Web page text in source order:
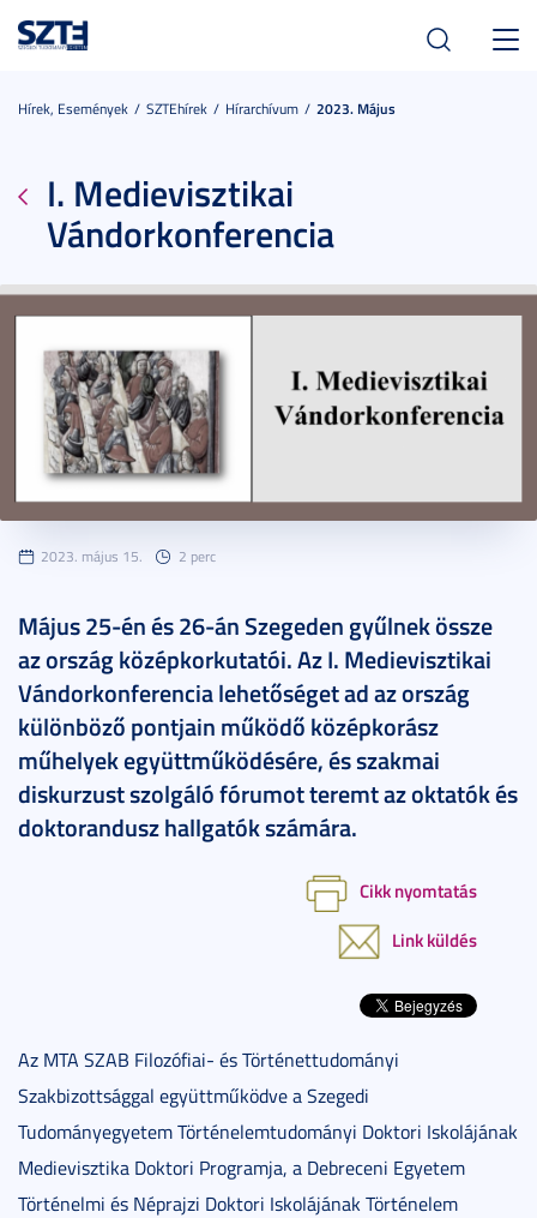
Hírek, Események SZTEhírek Hírarchívum 2023. Május
I. Medievisztikai
Vándorkonferencia
2023. május 15. 2 perc
Május 25-én és 26-án Szegeden gyűlnek össze
az ország középkorkutatói. Az I. Medievisztikai
Vándorkonferencia lehetőséget ad az ország
különböző pontjain működő középkorász
műhelyek együttműködésére, és szakmai
diskurzust szolgáló fórumot teremt az oktatók és
doktorandusz hallgatók számára.
Cikk nyomtatás
Link küldés
Az MTA SZAB Filozófiai- és Történettudományi
Szakbizottsággal együttműködve a Szegedi
Tudományegyetem Történelemtudományi Doktori Iskolájának
Medievisztika Doktori Programja, a Debreceni Egyetem
Történelmi és Néprajzi Doktori Iskolájának Történelem